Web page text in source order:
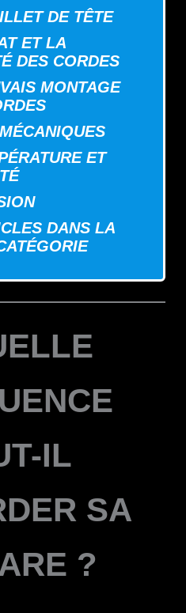
DE TÊTE
ET LA
DES CORDES
MONTAGE
ET
DANS LA
IL
SA
?